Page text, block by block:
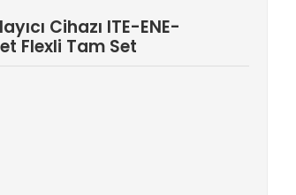
Cihazı ITE-ENE-
Flexli Tam Set